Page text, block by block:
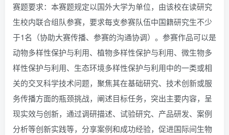
赛题要求：本赛题规定以国外大学为单位，由该校在读研究
生校内联合组队参赛，要求每支参赛队伍中国籍研究生不少
于1名（协助大赛传播、参赛的沟通协调）。参赛作品可以是
动物多样性保护与利用、植物多样性保护与利用、微生物多
样性保护与利用、生态环境多样性保护与利用中的一类或相
关的交叉科学技术问题，聚焦其在基础研究、技术创新或服
务传播方面的瓶颈挑战，阐述目标任务，突出主要内容，呈
现实效与创新，通过调研描述、试验研究、产品研发、案例
分析等创新实践等，分享案例和成功经验，促进国际间生物